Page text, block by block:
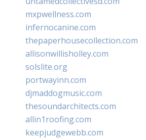
mxpwellness.com
infernocanine.com
thepaperhousecollection.com
allisonwillisholley.com
solslite.org
portwayinn.com
djmaddogmusic.com
thesoundarchitects.com
allin1roofing.com
keepjudgewebb.com